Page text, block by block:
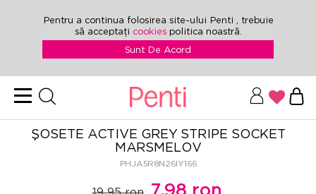
Pentru a continua folosirea site-ului Penti , trebuie
să acceptați cookies politica noastră.
Sunt De Acord
ŞOSETE ACTIVE GREY STRIPE SOCKET
MARSMELOV
PHJA5R8N26IY166
7.98 ron